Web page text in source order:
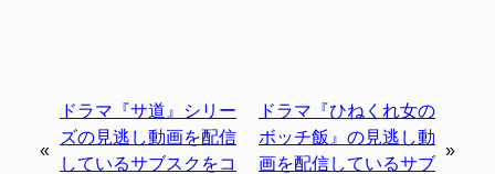
«
ドラマ『サ道』シリー
ズの見逃し動画を配信
しているサブスクをコ
ドラマ『ひねくれ女の
ボッチ飯』の見逃し動
画を配信しているサブ
»